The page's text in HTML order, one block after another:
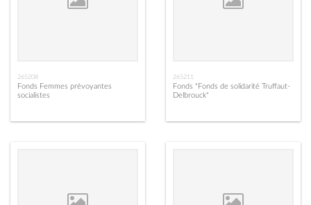
265208
Fonds Femmes prévoyantes
socialistes
265211
Fonds "Fonds de solidarité Truffaut-
Delbrouck"